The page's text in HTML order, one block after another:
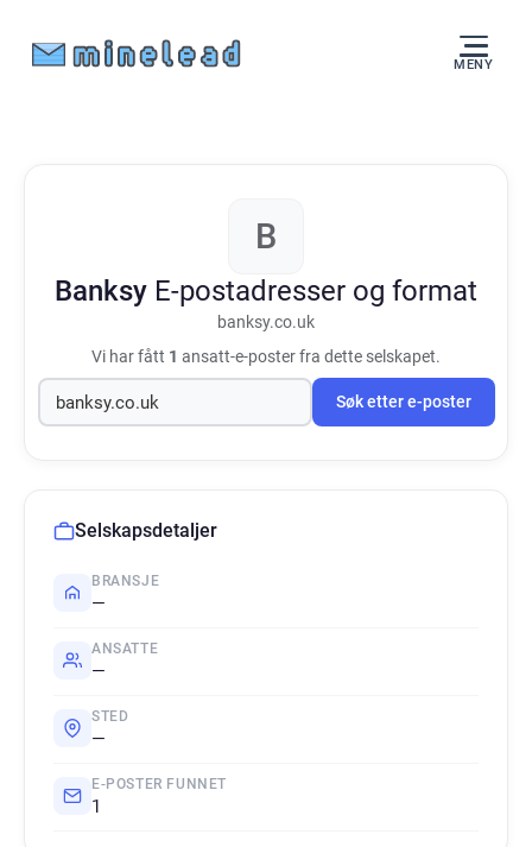
MENY
B
Banksy E-postadresser og format
banksy.co.uk
Vi har fått 1 ansatt-e-poster fra dette selskapet.
Søk etter e-poster
Selskapsdetaljer
BRANSJE
—
ANSATTE
—
STED
—
E-POSTER FUNNET
1